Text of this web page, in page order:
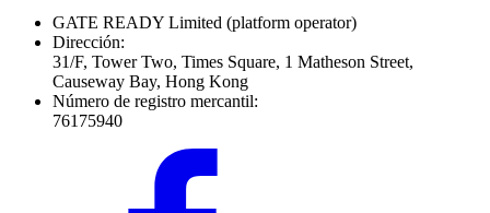
GATE READY Limited (platform operator)
Dirección:
31/F, Tower Two, Times Square, 1 Matheson Street,
Causeway Bay, Hong Kong
Número de registro mercantil:
76175940